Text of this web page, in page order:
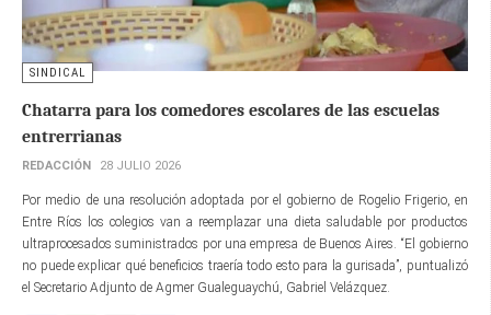
SINDICAL
Chatarra para los comedores escolares de las escuelas
entrerrianas
REDACCIÓN 28 JULIO 2026
Por medio de una resolución adoptada por el gobierno de Rogelio Frigerio, en
Entre Ríos los colegios van a reemplazar una dieta saludable por productos
ultraprocesados suministrados por una empresa de Buenos Aires. “El gobierno
no puede explicar qué beneficios traería todo esto para la gurisada”, puntualizó
el Secretario Adjunto de Agmer Gualeguaychú, Gabriel Velázquez.